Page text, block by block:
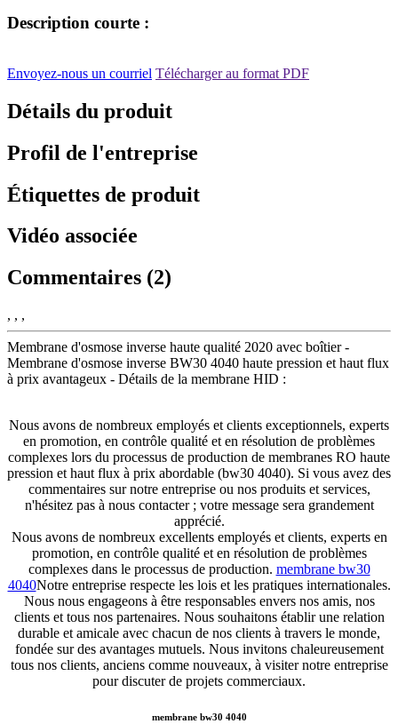
Description courte :
Envoyez-nous un courriel Télécharger au format PDF
Détails du produit
Profil de l'entreprise
Étiquettes de produit
Vidéo associée
Commentaires (2)
, , ,
Membrane d'osmose inverse haute qualité 2020 avec boîtier -
Membrane d'osmose inverse BW30 4040 haute pression et haut flux
à prix avantageux - Détails de la membrane HID :
Nous avons de nombreux employés et clients exceptionnels, experts
en promotion, en contrôle qualité et en résolution de problèmes
complexes lors du processus de production de membranes RO haute
pression et haut flux à prix abordable (bw30 4040). Si vous avez des
commentaires sur notre entreprise ou nos produits et services,
n'hésitez pas à nous contacter ; votre message sera grandement
apprécié.
Nous avons de nombreux excellents employés et clients, experts en
promotion, en contrôle qualité et en résolution de problèmes
complexes dans le processus de production. membrane bw30
4040Notre entreprise respecte les lois et les pratiques internationales.
Nous nous engageons à être responsables envers nos amis, nos
clients et tous nos partenaires. Nous souhaitons établir une relation
durable et amicale avec chacun de nos clients à travers le monde,
fondée sur des avantages mutuels. Nous invitons chaleureusement
tous nos clients, anciens comme nouveaux, à visiter notre entreprise
pour discuter de projets commerciaux.
membrane bw30 4040